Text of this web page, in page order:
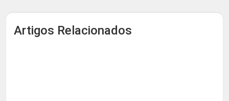
Artigos Relacionados